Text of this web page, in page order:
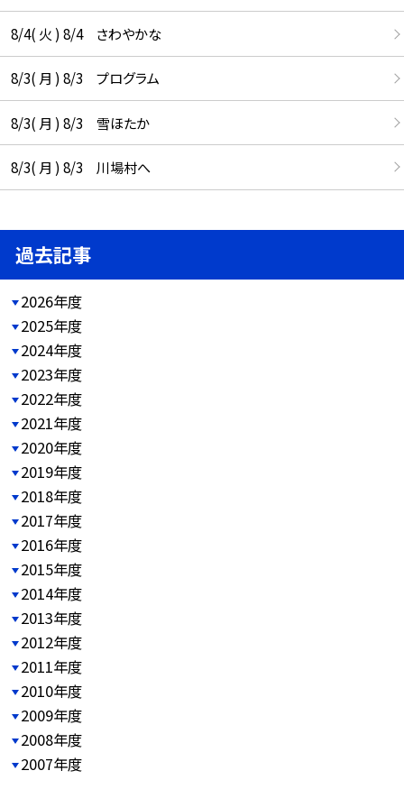
8/4( 火 ) 8/4 さわやかな
8/3( 月 ) 8/3 プログラム
8/3( 月 ) 8/3 雪ほたか
8/3( 月 ) 8/3 川場村へ
過去記事
2026年度
2025年度
2024年度
2023年度
2022年度
2021年度
2020年度
2019年度
2018年度
2017年度
2016年度
2015年度
2014年度
2013年度
2012年度
2011年度
2010年度
2009年度
2008年度
2007年度